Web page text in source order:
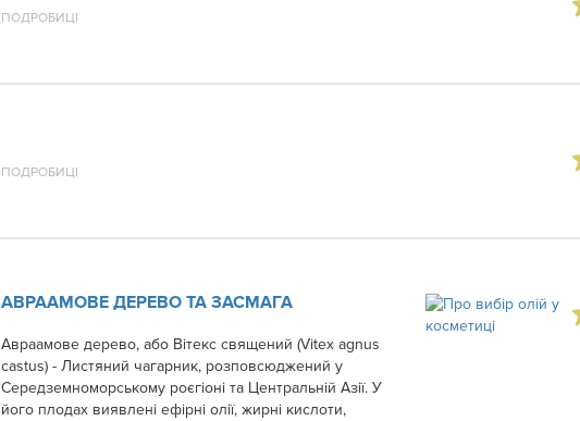
ПОДРОБИЦІ
ПОДРОБИЦІ
АВРААМОВЕ ДЕРЕВО ТА ЗАСМАГА
Авраамове дерево, або Вітекс священий (Vitex agnus
castus) - Листяний чагарник, розповсюджений у
Середземноморському роєгіоні та Центральній Азії. У
його плодах виявлені ефірні олії, жирні кислоти,